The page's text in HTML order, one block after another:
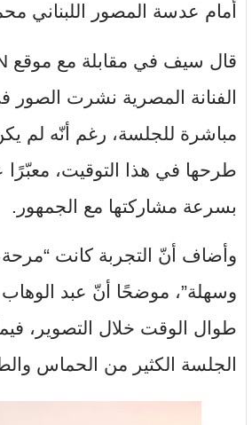
أمام عدسة
المصور اللبناني
الفنانة المصرية نشرت الصور
مباشرة للجلسة، رغم أنّه لم
طرحها في هذا التوقيت، معبّرًا
بسرعة مشاركتها مع الجمهور.
وأضاف أنّ التجربة كانت
وسهلة”، موضحًا أنّ عبد
طوال الوقت خلال التصوير،
الجلسة الكثير من الحماس